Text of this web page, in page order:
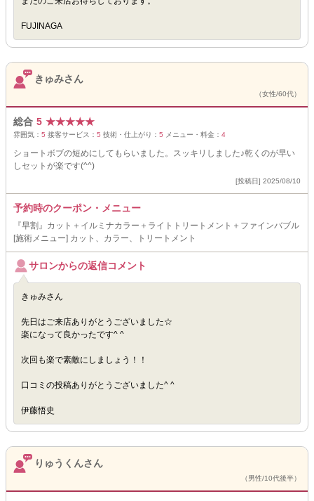
FUJINAGA
きゅみさん
（女性/60代）
総合 5 ★★★★★
雰囲気： 5 接客サービス： 5 技術・仕上がり： 5 メニュー・料金： 4
ショートボブの短めにしてもらいました。スッキリしました♪乾くのが早い
しセットが楽です(^^)
[投稿日] 2025/08/10
予約時のクーポン・メニュー
『早割』カット＋イルミナカラー＋ライトトリートメント＋ファインバブル
[施術メニュー] カット、カラー、トリートメント
サロンからの返信コメント
きゅみさん
先日はご来店ありがとうございました☆
楽になって良かったです^ ^
次回も楽で素敵にしましょう！！
口コミの投稿ありがとうございました^ ^
伊藤悟史
りゅうくんさん
（男性/10代後半）